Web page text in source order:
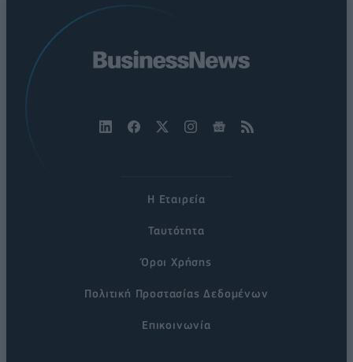
Η Εταιρεία
Ταυτότητα
Όροι Χρήσης
Πολιτική Προστασίας Δεδομένων
Επικοινωνία